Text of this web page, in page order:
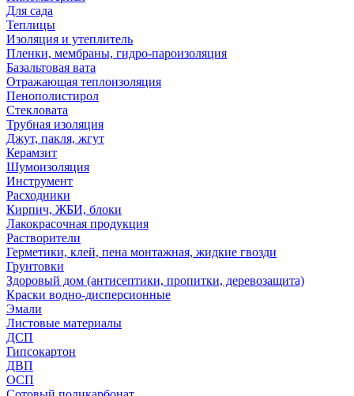
Для сада
Теплицы
Изоляция и утеплитель
Пленки, мембраны, гидро-пароизоляция
Базальтовая вата
Отражающая теплоизоляция
Пенополистирол
Стекловата
Трубная изоляция
Джут, пакля, жгут
Керамзит
Шумоизоляция
Инструмент
Расходники
Кирпич, ЖБИ, блоки
Лакокрасочная продукция
Растворители
Герметики, клей, пена монтажная, жидкие гвозди
Грунтовки
Здоровый дом (антисептики, пропитки, деревозащита)
Краски водно-дисперсионные
Эмали
Листовые материалы
ДСП
Гипсокартон
ДВП
ОСП